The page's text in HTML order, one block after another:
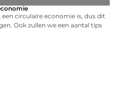
circulaire economie is, dus dit
Ook zullen we een aantal tips